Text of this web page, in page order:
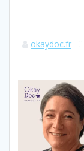
okaydoc.fr